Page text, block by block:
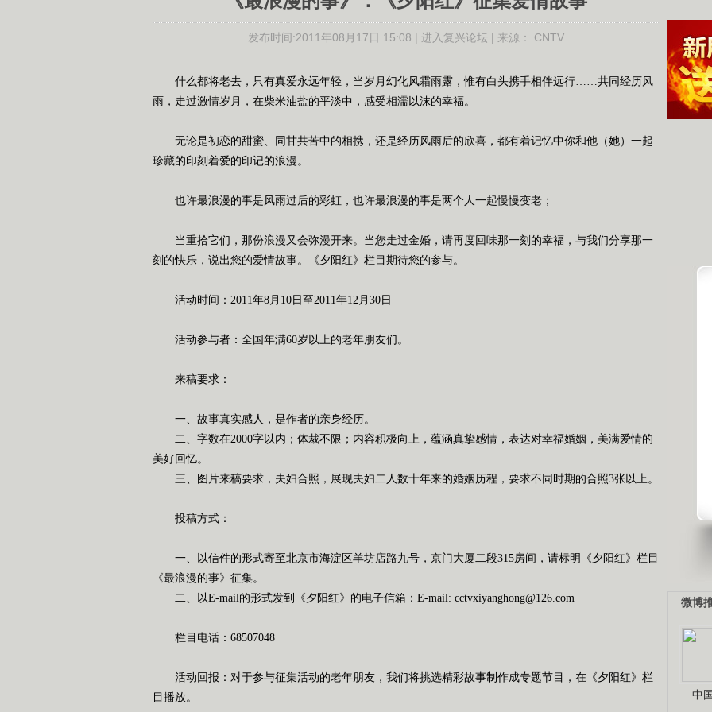
微博
中
发布时间:2011年08月17日 15:08 | 进入复兴论坛| 来源： CNTV
什么都将老去，只有真爱永远年轻，当岁月幻化风霜雨露，惟有白头携手相伴远行
共同经历风
雨，走过激情岁月，在柴米油盐的平淡中，感受相濡以沫的幸福。
无论是初恋的甜蜜、同甘共苦中的相携，还是经历风雨后的欣喜，都有着记忆中你和他（她）一起
珍藏的印刻着爱的印记的浪漫。
也许最浪漫的事是风雨过后的彩虹，也许最浪漫的事是两个人一起慢慢变老；
当重拾它们，那份浪漫又会弥漫开来。当您走过金婚，请再度回味那一刻的幸福，与我们分享那一
刻的快乐，说出您的爱情故事。《夕阳红》栏目期待您的参与。
活动时间： 2011年8 月 10日至2011年12 月 30日
活动参与者：全国年满60岁以上的老年朋友们。
来稿要求：
一、故事真实感人，是作者的亲身经历。
二、字数在2000字以内；体裁不限；内容积极向上，蕴涵真挚感情，表达对幸福婚姻，美满爱情的
美好回忆。
三、图片来稿要求，夫妇合照，展现夫妇二人数十年来的婚姻历程，要求不同时期的合照3张以上。
投稿方式：
一、以信件的形式寄至北京市海淀区羊坊店路九号，京门大厦二段315房间，请标明《夕阳红》栏目
《最浪漫的事》征集。
二、以E-mail的形式发到《夕阳红》的电子信箱： E-mail: cctvxiyanghong@126.com
栏目电话： 68507048
活动回报：对于参与征集活动的老年朋友，我们将挑选精彩故事制作成专题节目，在《夕阳红》栏
目播放。